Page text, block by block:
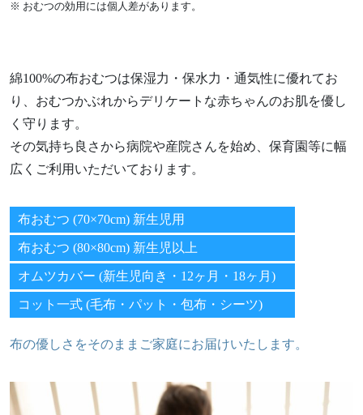
※ おむつの効用には個人差があります。
綿100%の布おむつは保湿力・保水力・通気性に優れてお
り、おむつかぶれからデリケートな赤ちゃんのお肌を優し
く守ります。
その気持ち良さから病院や産院さんを始め、保育園等に幅
広くご利用いただいております。
布おむつ (70×70cm) 新生児用
布おむつ (80×80cm) 新生児以上
オムツカバー (新生児向き・12ヶ月・18ヶ月)
コット一式 (毛布・パット・包布・シーツ)
布の優しさをそのままご家庭にお届けいたします。